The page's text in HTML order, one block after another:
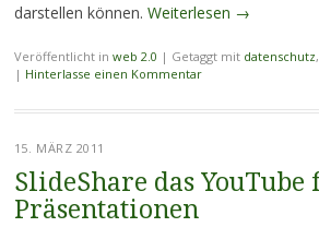
darstellen können. Weiterlesen →
Veröffentlicht in web 2.0 | Getaggt mit datenschutz,
| Hinterlasse einen Kommentar
15. MÄRZ 2011
SlideShare das YouTube
Präsentationen